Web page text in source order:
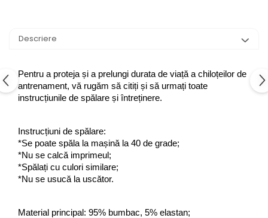
Descriere
Pentru a proteja și a prelungi durata de viață a chiloțeilor de
antrenament, vă rugăm să citiți și să urmați toate
instrucțiunile de spălare și întreținere.
Instrucțiuni de spălare:
*Se poate spăla la mașină la 40 de grade;
*Nu se calcă imprimeul;
*Spălați cu culori similare;
*Nu se usucă la uscător.
Material principal: 95% bumbac, 5% elastan;